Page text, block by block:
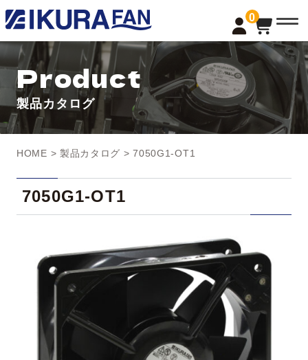
0
t
o
g
l
e
a
v
i
g
a
n
Product
製品カタログ
HOME > 製品カタログ > 7050G1-OT1
7050G1-OT1